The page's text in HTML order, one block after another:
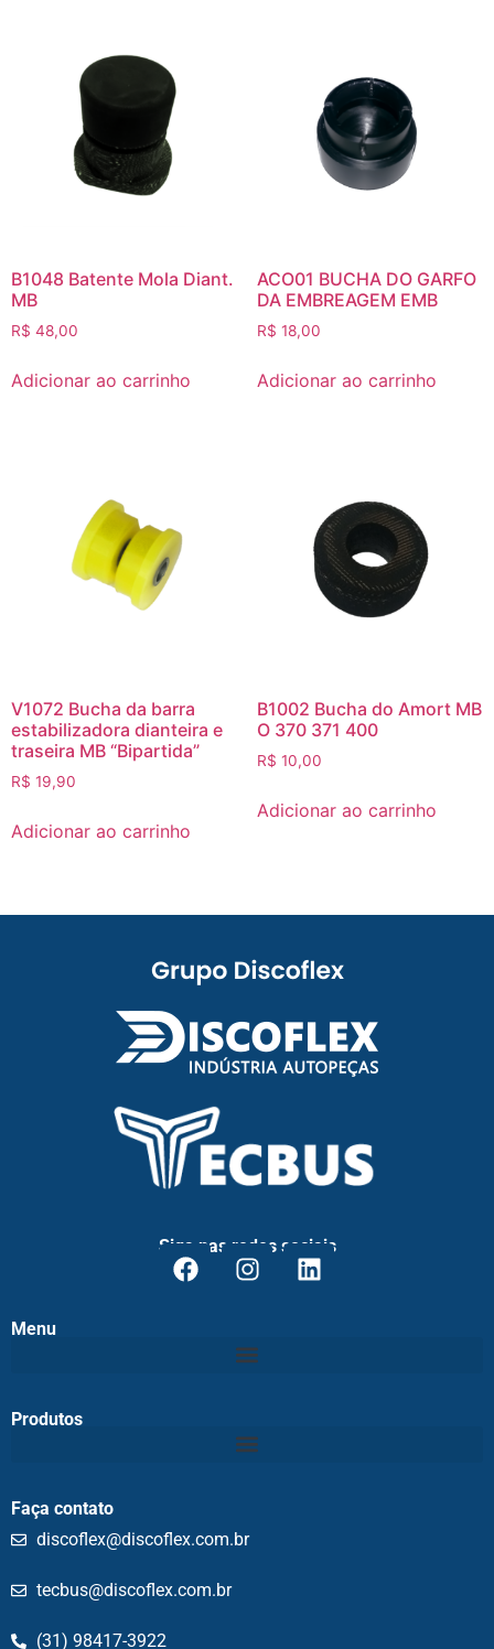
B1048 Batente Mola Diant.
MB
R$ 48,00
Adicionar ao carrinho
ACO01 BUCHA DO GARFO
DA EMBREAGEM EMB
R$ 18,00
Adicionar ao carrinho
V1072 Bucha da barra
estabilizadora dianteira e
traseira MB “Bipartida”
R$ 19,90
Adicionar ao carrinho
B1002 Bucha do Amort MB
O 370 371 400
R$ 10,00
Adicionar ao carrinho
Siga nas redes sociais
Menu
Produtos
Faça contato
discoflex@discoflex.com.br
tecbus@discoflex.com.br
(31) 98417-3922